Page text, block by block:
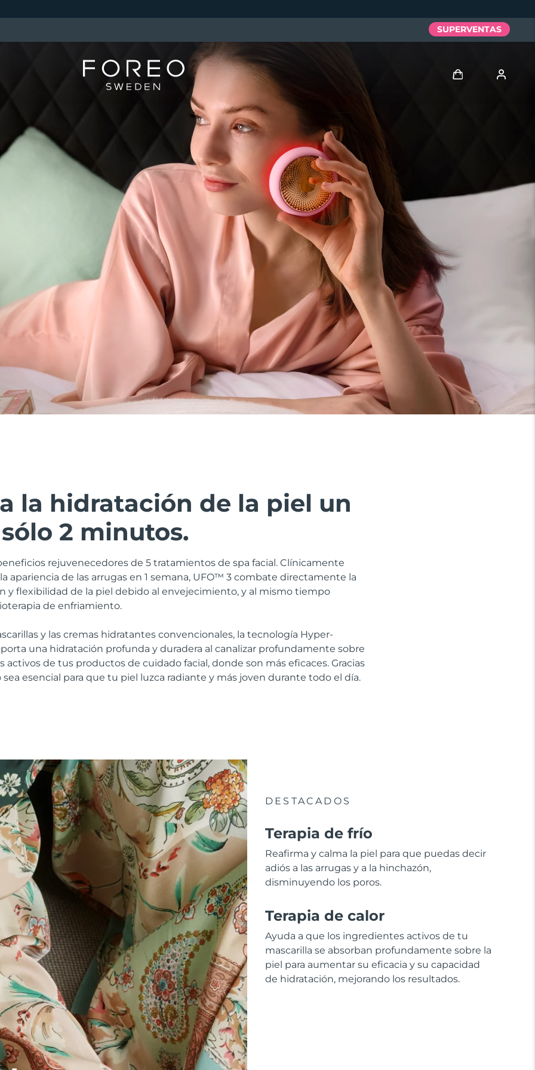
la hidratación de la piel un
sólo 2 minutos.
rejuvenecedores de 5 tratamientos de spa facial. Clínicamente
apariencia de las arrugas en 1 semana, UFO™ 3 combate directamente la
y flexibilidad de la piel debido al envejecimiento, y al mismo tiempo
de enfriamiento.
y las cremas hidratantes convencionales, la tecnología Hyper-
una hidratación profunda y duradera al canalizar profundamente sobre
activos de tus productos de cuidado facial, donde son más eficaces. Gracias
sea esencial para que tu piel luzca radiante y más joven durante todo el día.
DESTACADOS
Terapia de frío
Reafirma y calma la piel para que puedas decir
adiós a las arrugas y a la hinchazón,
disminuyendo los poros.
Terapia de calor
Ayuda a que los ingredientes activos de tu
mascarilla se absorban profundamente sobre la
piel para aumentar su eficacia y su capacidad
de hidratación, mejorando los resultados.
SUPERVENTAS
Mis pedidos
Mis suscripciones